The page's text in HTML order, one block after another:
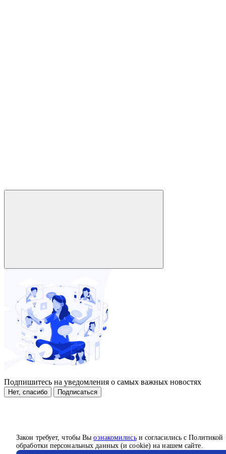
Закон требует, чтобы Выознакомилисьи согласились с Политикой
обработки персональных данных (и cookie) на нашем сайте.
Подпишитесь на уведомления о самых важных новостях
Нет, спасибо Подписаться